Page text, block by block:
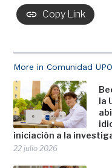
More in Comunidad
la
iniciación a la
22 julio 2026
Copy Link